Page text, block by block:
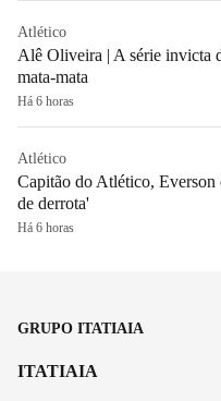
Atlético
Alê Oliveira | A série invicta
mata-mata
Há 6 horas
Atlético
Capitão do Atlético, Everson
de derrota'
Há 6 horas
GRUPO ITATIAIA
ITATIAIA